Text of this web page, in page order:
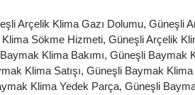
Arçelik Klima Gazı Dolumu, Güneşli
Sökme Hizmeti, Güneşli Arçelik
Klima Bakımı, Güneşli Baymak
Klima Satışı, Güneşli Baymak
Klima Yedek Parça, Güneşli